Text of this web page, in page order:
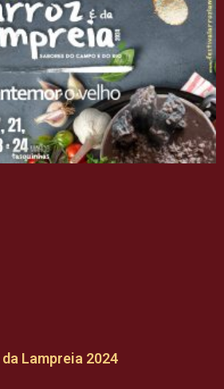
Lampreia 2024